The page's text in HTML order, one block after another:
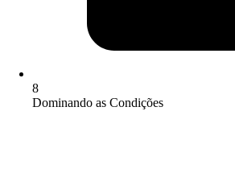
8
Dominando as Condições